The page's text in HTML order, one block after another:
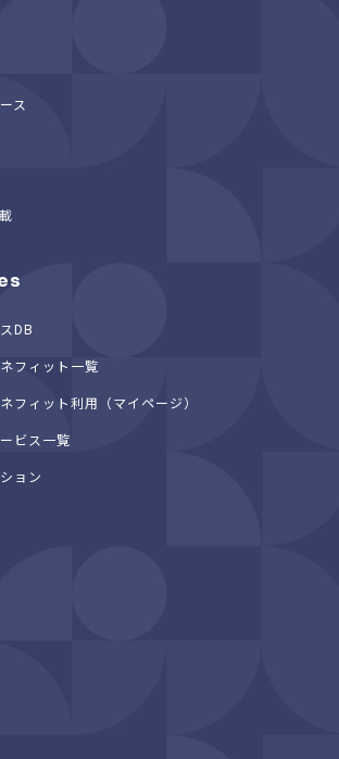
ス
DB
フィット一覧
フィット利用（マイページ）
ビス一覧
ョン